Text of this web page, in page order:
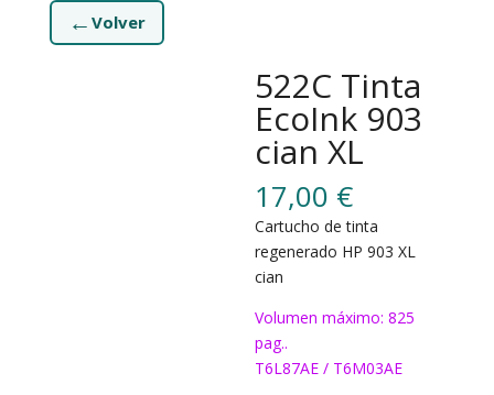
← Volver
522C Tinta
EcoInk 903
cian XL
17,00 €
Cartucho de tinta
regenerado HP 903 XL
cian
Volumen máximo: 825
pag..
T6L87AE / T6M03AE